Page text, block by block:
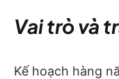
Vai trò và
Kế hoạch hàng